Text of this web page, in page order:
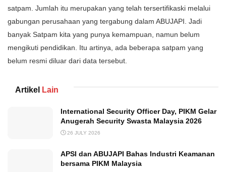
satpam. Jumlah itu merupakan yang telah tersertifikaski melalui
gabungan perusahaan yang tergabung dalam ABUJAPI. Jadi
banyak Satpam kita yang punya kemampuan, namun belum
mengikuti pendidikan. Itu artinya, ada beberapa satpam yang
belum resmi diluar dari data tersebut.
Artikel Lain
International Security Officer Day, PIKM Gelar
Anugerah Security Swasta Malaysia 2026
26 JULY 2026
APSI dan ABUJAPI Bahas Industri Keamanan
bersama PIKM Malaysia